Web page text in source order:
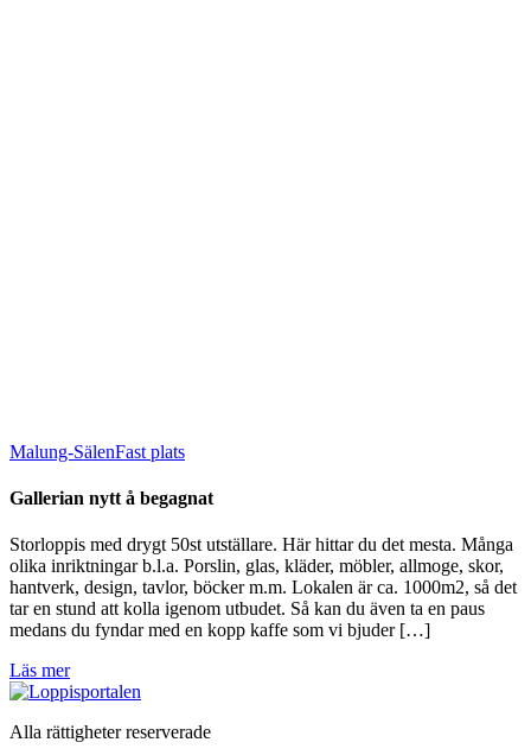
Malung-SälenFast plats
Gallerian nytt å begagnat
Storloppis med drygt 50st utställare. Här hittar du det mesta. Många
olika inriktningar b.l.a. Porslin, glas, kläder, möbler, allmoge, skor,
hantverk, design, tavlor, böcker m.m. Lokalen är ca. 1000m2, så det
tar en stund att kolla igenom utbudet. Så kan du även ta en paus
medans du fyndar med en kopp kaffe som vi bjuder […]
Läs mer
Alla rättigheter reserverade